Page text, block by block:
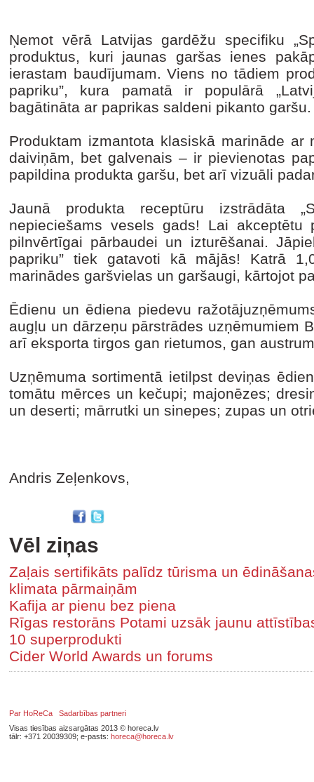
Ņemot vērā Latvijas gardēžu specifiku
produktus, kuri jaunas garšas ienes
ierastam baudījumam. Viens no tādiem
papriku”, kura pamatā ir populārā
bagātināta ar paprikas saldeni pikanto
Produktam izmantota klasiskā marināde
daiviņām, bet galvenais – ir pievienotas
papildina produkta garšu, bet arī vizuāli
Jaunā produkta receptūru izstrādāta
nepieciešams vesels gads! Lai
pilnvērtīgai pārbaudei un izturēšanai.
papriku” tiek gatavoti kā mājās! Katrā
marinādes garšvielas un garšaugi, kārtojot
Ēdienu un ēdiena piedevu
augļu un dārzeņu pārstrādes uzņēmumiem
arī eksporta tirgos gan rietumos, gan
Uzņēmuma sortimentā ietilpst deviņas
tomātu mērces un kečupi; majonēzes;
un deserti; mārrutki un sinepes; zupas un
Andris Zeļenkovs,
Vēl ziņas
Zaļais sertifikāts palīdz tūrisma un
klimata pārmaiņām
Kafija ar pienu bez piena
Rīgas restorāns Potami uzsāk jaunu
10 superprodukti
Cider World Awards un forums
Par HoReCa
Sadarbības partneri
Visas tiesības aizsargātas 2013 © horeca.lv
tālr: +371 20039309; e-pasts: horeca@horeca.lv